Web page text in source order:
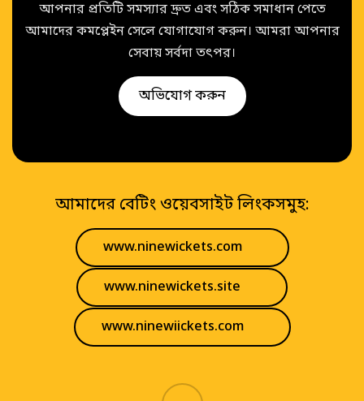
আপনার প্রতিটি সমস্যার দ্রুত এবং সঠিক সমাধান পেতে
আমাদের কমপ্লেইন সেলে যোগাযোগ করুন। আমরা আপনার
সেবায় সর্বদা তৎপর।
অভিযোগ করুন
আমাদের বেটিং ওয়েবসাইট লিংকসমুহ:
www.ninewickets.com
www.ninewickets.site
www.ninewiickets.com